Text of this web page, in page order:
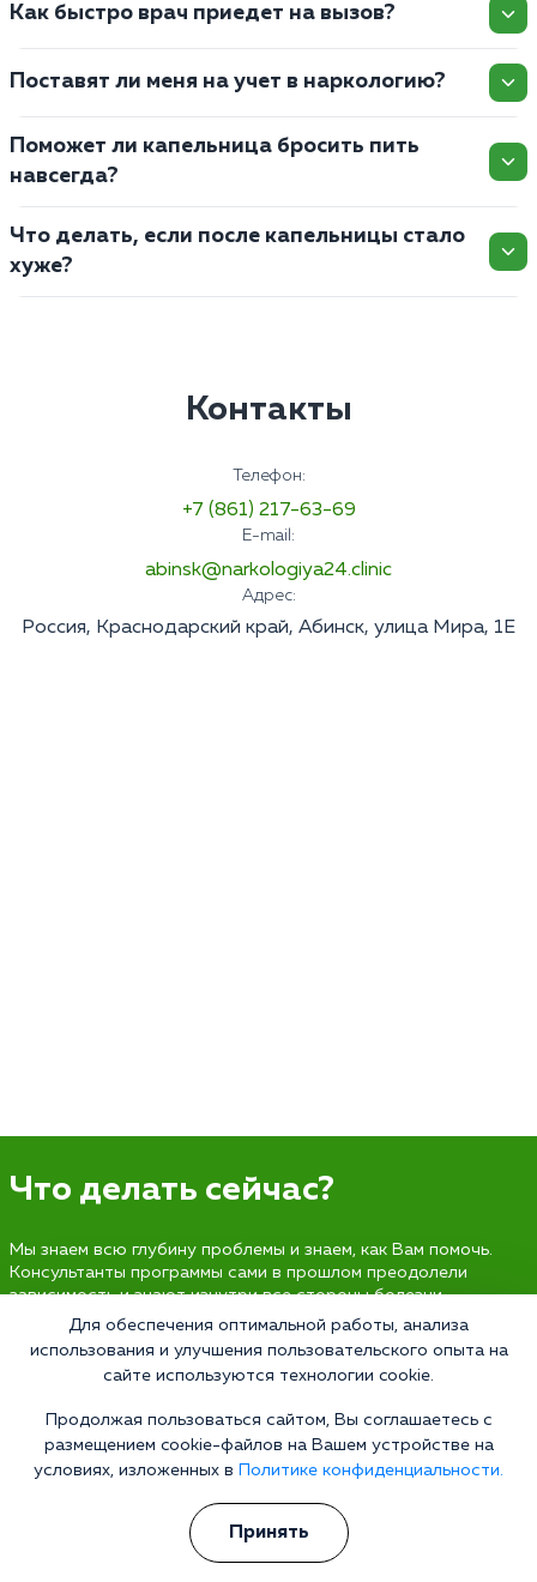
Как быстро врач приедет на вызов?
Поставят ли меня на учет в наркологию?
Поможет ли капельница бросить пить
навсегда?
Что делать, если после капельницы стало
хуже?
Контакты
Телефон:
+7 (861) 217-63-69
E-mail:
abinsk@narkologiya24.clinic
Адрес:
Россия, Краснодарский край, Абинск, улица Мира, 1Е
Что делать сейчас?
Мы знаем всю глубину проблемы и знаем, как Вам помочь.
Консультанты программы сами в прошлом преодолели
зависимость и знают изнутри все стороны болезни.
Свяжитесь с нами и получите профессиональную
Получить консультацию
Наркология 24/7
Наркологическая клиника
Для обеспечения оптимальной работы, анализа
использования и улучшения пользовательского опыта на
сайте используются технологии cookie.
Продолжая пользоваться сайтом, Вы соглашаетесь с
размещением cookie-файлов на Вашем устройстве на
условиях, изложенных в
Политике конфиденциальности.
Принять